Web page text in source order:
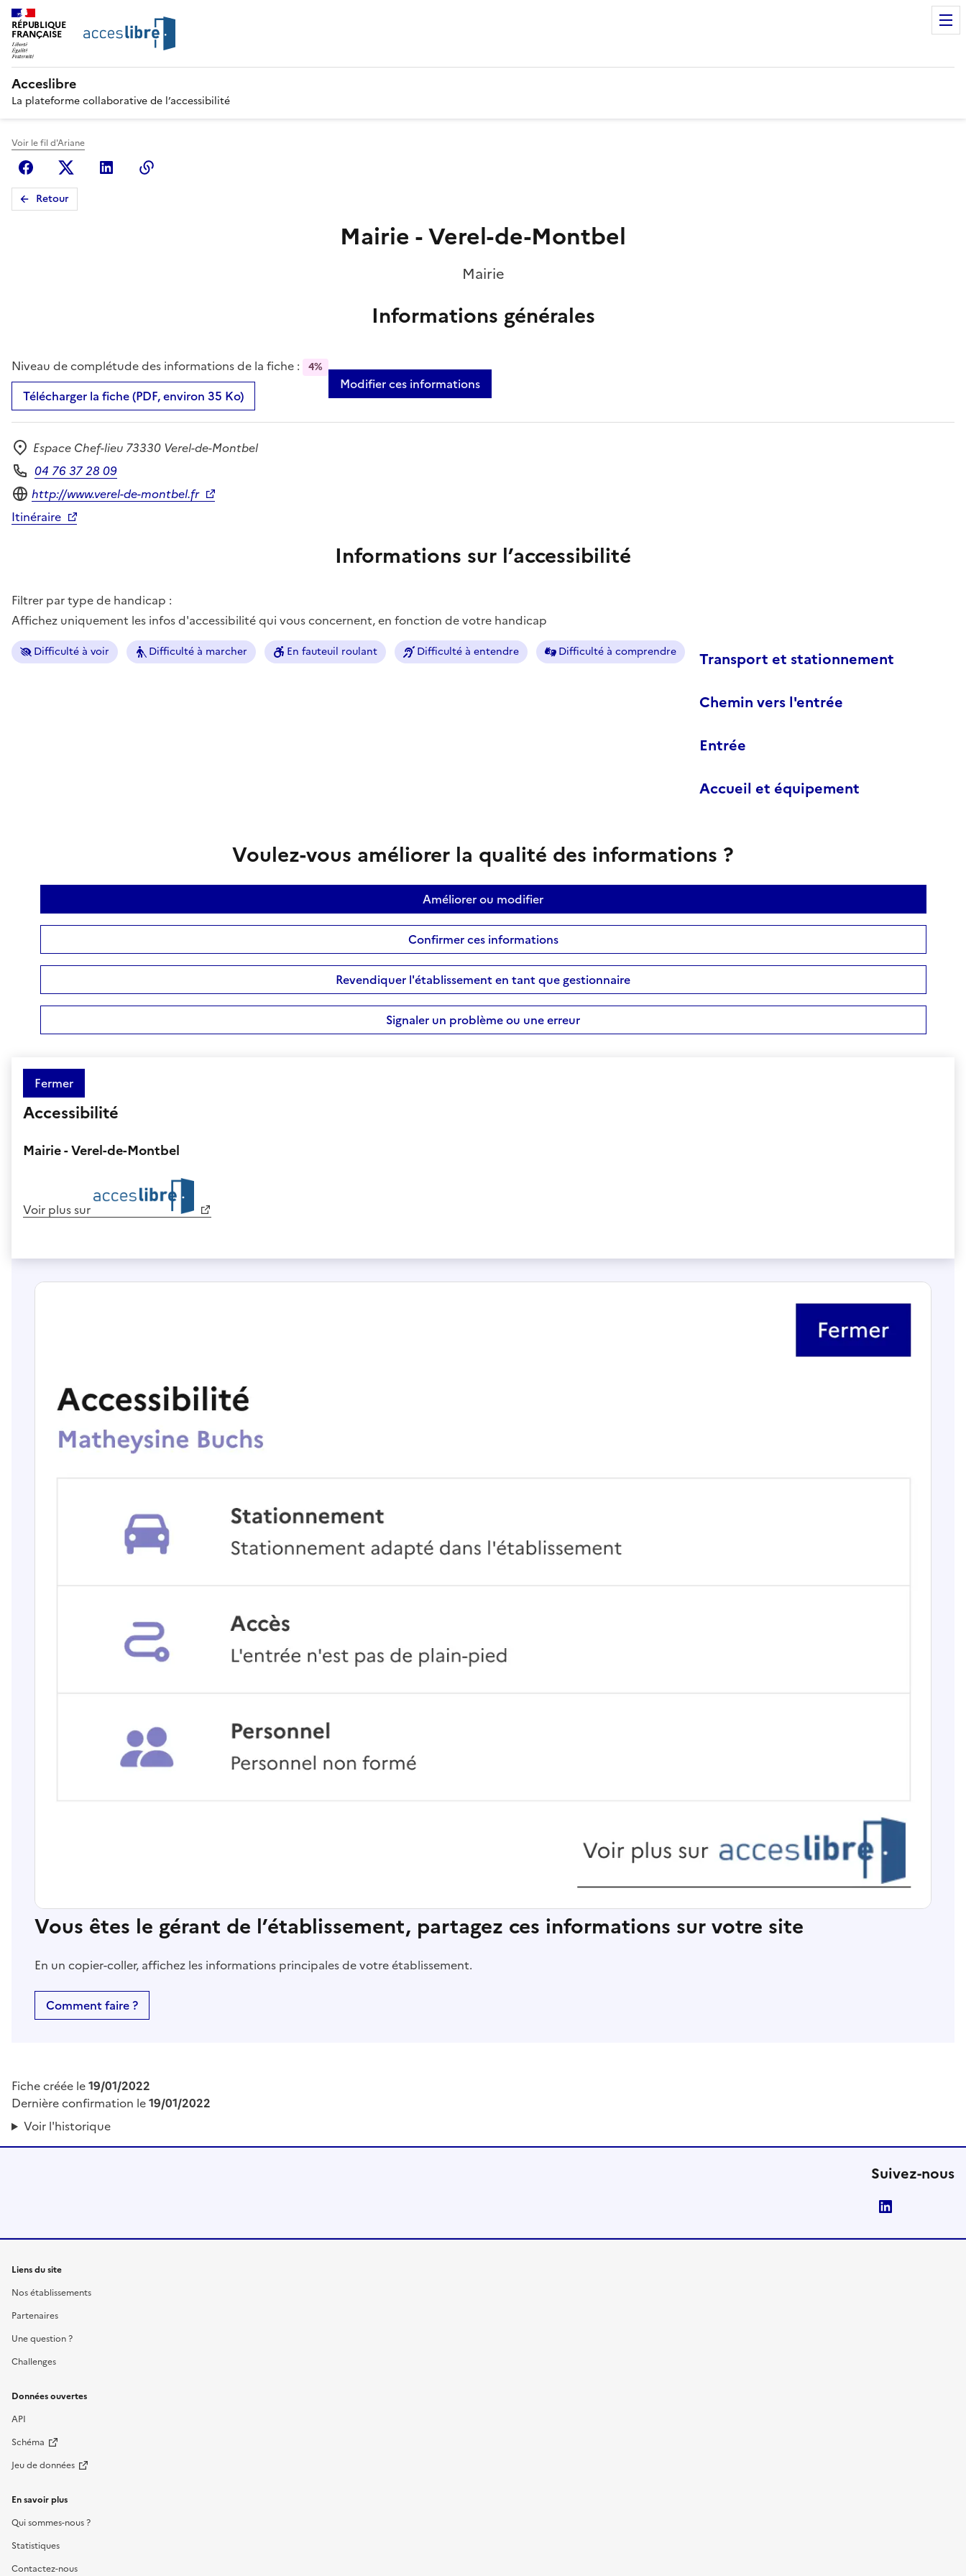
RÉPUBLIQUE
FRANÇAISE
Acceslibre
La plateforme collaborative de l’accessibilité
Voir le fil d'Ariane
FacebookX (anciennement Twitter)
Linkedin
Retour
Mairie - Verel-de-Montbel
Mairie
Informations générales
Niveau de complétude des informations de la fiche : 4%
Télécharger la fiche (PDF, environ 35 Ko)
Modifier ces informations
Adresse
Espace Chef-lieu 73330 Verel-de-Montbel
Téléphone
04 76 37 28 09
Site internet
http://www.verel-de-montbel.fr
Itinéraire
Informations sur l’accessibilité
Filtrer par type de handicap :
Affichez uniquement les infos d'accessibilité qui vous concernent, en fonction de votre handicap
Difficulté à voir Difficulté à marcher En fauteuil roulant Difficulté à entendre Difficulté à comprendre
Transport et stationnement
Chemin vers l'entrée
Entrée
Accueil et équipement
Voulez-vous améliorer la qualité des informations ?
Améliorer ou modifier
Confirmer ces informations
Revendiquer l'établissement en tant que gestionnaire
Signaler un problème ou une erreur
Fermer
Accessibilité
Mairie - Verel-de-Montbel
Voir plus sur
Vous êtes le gérant de l’établissement, partagez ces informations sur votre site
En un copier-coller, affichez les informations principales de votre établissement.
Comment faire ?
Fiche créée le19/01/2022
Dernière confirmation le19/01/2022
Voir l'historique
Suivez-nous
Liens du site
Nos établissements
Partenaires
Une question ?
Challenges
Données ouvertes
API
Schéma
Jeu de données
En savoir plus
Qui sommes-nous ?
Statistiques
Contactez-nous